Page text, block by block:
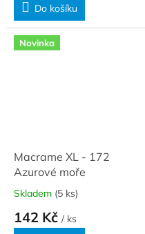
Do košíku
Novinka
Macrame XL - 172
Azurové moře
Skladem (5 ks)
142 Kč / ks